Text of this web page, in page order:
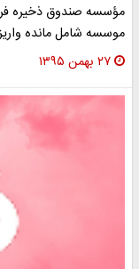
صندوق ذخیره
شامل مانده
۲۷ بهمن ۱۳۹۵